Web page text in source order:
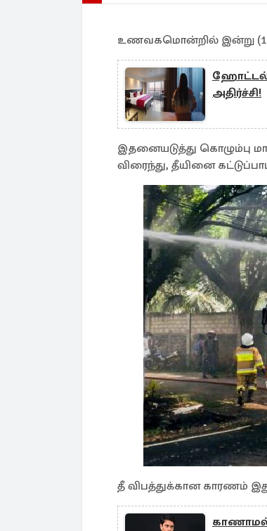
உணவகமொன்றில் இன்று
ஹோட்டல்
அதிர்ச்சி!
இதனையடுத்து கொழும்பு
விரைந்து, தீயினை
தீ விபத்துக்கான காரணம்
காணாமல்